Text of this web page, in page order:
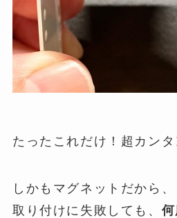
たったこれだけ！超カンタ
しかもマグネットだから、
取り付けに失敗しても、